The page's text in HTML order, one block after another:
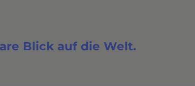
Blick auf die Welt.